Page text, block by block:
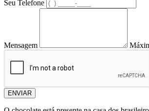
Seu Telefone
Mensagem
ENVIAR